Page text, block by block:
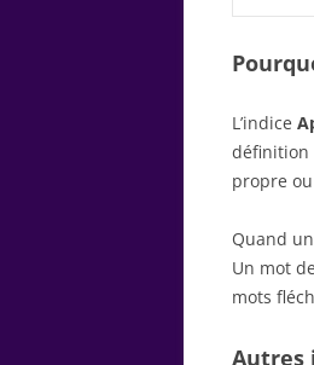
L’indice
définition
propre
Quand
Un mot
mots
Autres